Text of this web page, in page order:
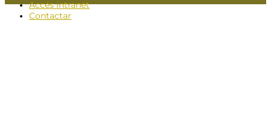
Accés intranet
Contactar